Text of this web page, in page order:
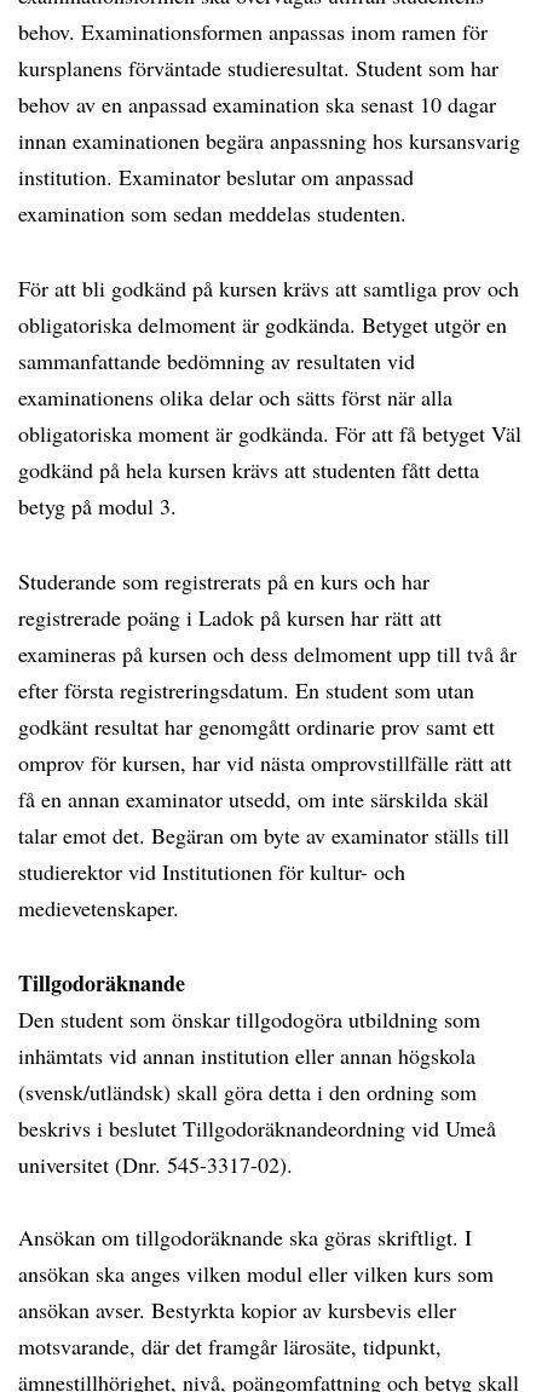
behov. Examinationsformen anpassas inom ramen för
kursplanens förväntade studieresultat. Student som har
behov av en anpassad examination ska senast 10 dagar
innan examinationen begära anpassning hos kursansvarig
institution. Examinator beslutar om anpassad
examination som sedan meddelas studenten.
För att bli godkänd på kursen krävs att samtliga prov och
obligatoriska delmoment är godkända. Betyget utgör en
sammanfattande bedömning av resultaten vid
examinationens olika delar och sätts först när alla
obligatoriska moment är godkända. För att få betyget Väl
godkänd på hela kursen krävs att studenten fått detta
betyg på modul 3.
Studerande som registrerats på en kurs och har
registrerade poäng i Ladok på kursen har rätt att
examineras på kursen och dess delmoment upp till två år
efter första registreringsdatum. En student som utan
godkänt resultat har genomgått ordinarie prov samt ett
omprov för kursen, har vid nästa omprovstillfälle rätt att
få en annan examinator utsedd, om inte särskilda skäl
talar emot det. Begäran om byte av examinator ställs till
studierektor vid Institutionen för kultur- och
medievetenskaper.
Tillgodoräknande
Den student som önskar tillgodogöra utbildning som
inhämtats vid annan institution eller annan högskola
(svensk/utländsk) skall göra detta i den ordning som
beskrivs i beslutet Tillgodoräknandeordning vid Umeå
universitet (Dnr. 545-3317-02).
Ansökan om tillgodoräknande ska göras skriftligt. I
ansökan ska anges vilken modul eller vilken kurs som
ansökan avser. Bestyrkta kopior av kursbevis eller
motsvarande, där det framgår lärosäte, tidpunkt,
ämnestillhörighet, nivå, poängomfattning och betyg skall